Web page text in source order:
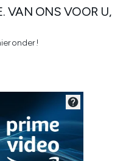
VAN ONS VOOR U,